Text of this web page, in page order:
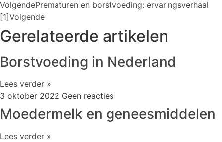
VolgendePrematuren en borstvoeding: ervaringsverhaal
[1]Volgende
Gerelateerde artikelen
Borstvoeding in Nederland
Lees verder »
3 oktober 2022 Geen reacties
Moedermelk en geneesmiddelen
Lees verder »